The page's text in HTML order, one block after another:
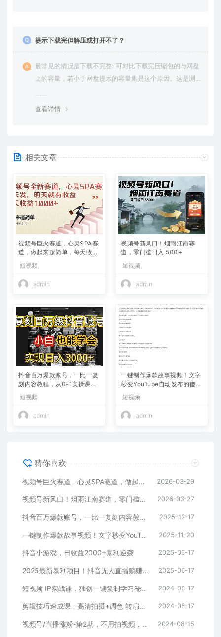
提示下载完但解压或打开不了？
最常见的情况是下载不完整: 可对比下载完压缩包的与网盘
上的容量，若小于网盘提示的容量则是这个原因。这是浏
查看详情
相关文章
视频号巨火赛道，心灵SPA赛
道，做起来超简单，每天收益
800+
短视频
admin
视频号新风口！烟雨江南赛
道，零门槛日入 500+
短视频
admin
抖音百万爆款账号，一比一复
刻内容教程，从0-1实操课，
入10w+
短视频
admin
一键制作爆款故事视频！文字
秒变YouTube自动发布的傻瓜
短视频
admin
猜你喜欢
视频号巨火赛道，心灵SPA赛道，做起来超简单，每天收益800+ 2026-03-29
视频号新风口！烟雨江南赛道，零门槛日入 500+ 2026-03-27
抖音百万爆款账号，一比一复刻内容教程，从0-1实操课，小白也能学会，复制爆款，月入10w+ 2025-12-17
一键制作爆款故事视频！文字秒变YouTube自动发布的傻瓜式教程 2025-11-20
抖音小游戏，日收益2000+暴利逆袭 2025-06-17
2025最新暴利项目！抖音无人直播躺赚攻略！抖音无人直播3.0玩法！0门槛… 2025-06-17
短视频 IP实战课，独创一键复制学习秘籍，转战新领域，月赚五万轻松行 2024-08-17
剪辑技巧速成课，高清拍摄+调色 转扇子，建筑-抠图精通，新手秒变剪辑专家 2024-08-17
视频号/直播涨粉-第2期，不用拍视频，不用卖货，在直播间做菜，就可以搞钱 2024-08-15